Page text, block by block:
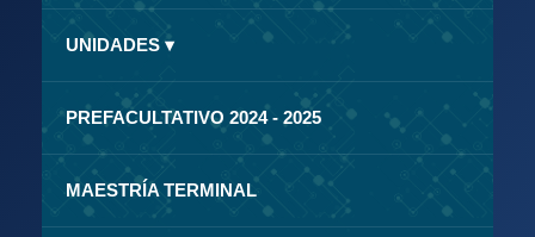
UNIDADES ▾
PREFACULTATIVO 2024 - 2025
MAESTRÍA TERMINAL